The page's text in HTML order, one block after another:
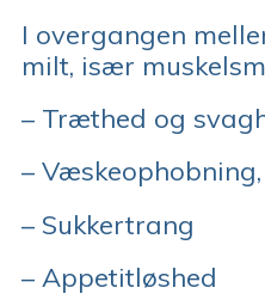
I overgangen
milt, især
– Træthed og
–
– Sukkertrang
– Appetitløshed